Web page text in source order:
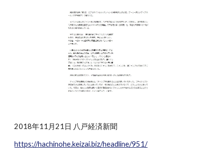
2018年11月21日 八戸経済新聞
https://hachinohe.keizai.biz/headline/951/